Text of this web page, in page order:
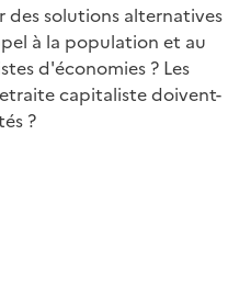
des solutions alternatives
à la population et au
d'économies ? Les
capitaliste doivent-
?